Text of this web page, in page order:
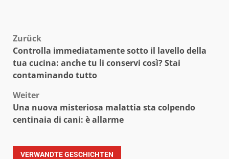
Beitragsnavigation
Zurück
Controlla immediatamente sotto il lavello della
tua cucina: anche tu li conservi così? Stai
contaminando tutto
Weiter
Una nuova misteriosa malattia sta colpendo
centinaia di cani: è allarme
VERWANDTE GESCHICHTEN